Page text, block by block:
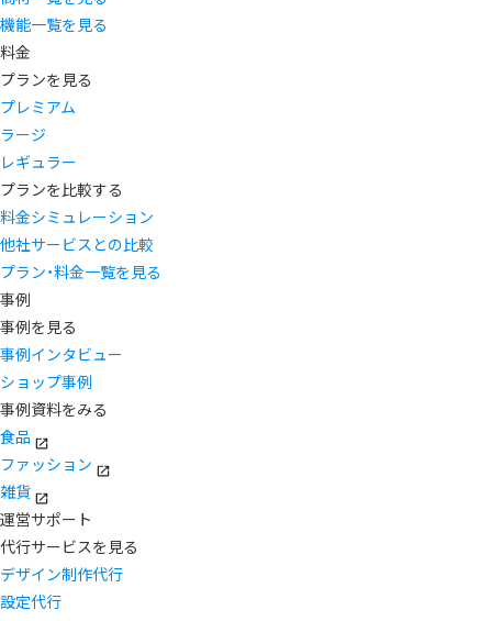
機能一覧を見る
料金
プランを見る
プレミアム
ラージ
レギュラー
プランを比較する
料金シミュレーション
他社サービスとの比較
プラン・料金一覧を見る
事例
事例を見る
事例インタビュー
ショップ事例
事例資料をみる
食品
ファッション
雑貨
運営サポート
代行サービスを見る
デザイン制作代行
設定代行